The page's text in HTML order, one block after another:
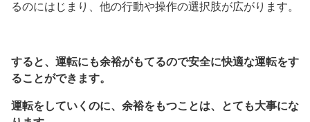
るのにはじまり、他の行動や操作の選択肢が広がります。
すると、運転にも余裕がもてるので安全に快適な運転をす
ることができます。
運転をしていくのに、余裕をもつことは、とても大事にな